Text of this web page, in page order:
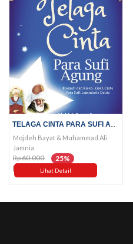
Mojdeh Bayat & Muhammad Ali
Jamnia
Rp 60.000 25%
Rp 45.000Lihat Detail